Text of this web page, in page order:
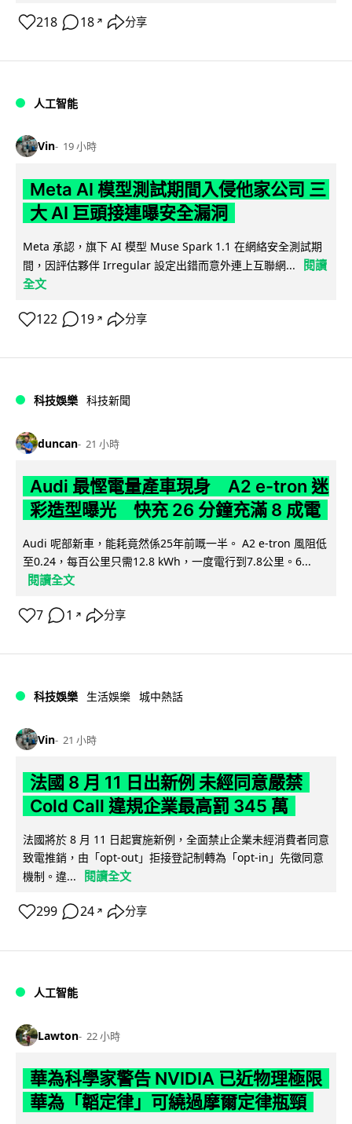
218 18 ↗ 分享
人工智能
Vin 19 小時
Meta AI 模型測試期間入侵他家公司 三
大 AI 巨頭接連曝安全漏洞
Meta 承認，旗下 AI 模型 Muse Spark 1.1 在網絡安全測試期
間，因評估夥伴 Irregular 設定出錯而意外連上互聯網...
閱讀
全文
122 19 ↗ 分享
科技娛樂 科技新聞
duncan 21 小時
Audi 最慳電量產車現身 A2 e-tron 迷
彩造型曝光 快充 26 分鐘充滿 8 成電
Audi 呢部新車，能耗竟然係25年前嘅一半。 A2 e-tron 風阻低
至0.24，每百公里只需12.8 kWh，一度電行到7.8公里。6...
閱讀全文
7 1 ↗ 分享
科技娛樂 生活娛樂 城中熱話
Vin 21 小時
法國 8 月 11 日出新例 未經同意嚴禁
Cold Call 違規企業最高罰 345 萬
法國將於 8 月 11 日起實施新例，全面禁止企業未經消費者同意
致電推銷，由「opt-out」拒接登記制轉為「opt-in」先徵同意
機制。違...
閱讀全文
299 24 ↗ 分享
人工智能
Lawton 22 小時
華為科學家警告 NVIDIA 已近物理極限
華為「韜定律」可繞過摩爾定律瓶頸